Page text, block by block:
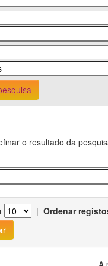
o resultado da
| Ordenar